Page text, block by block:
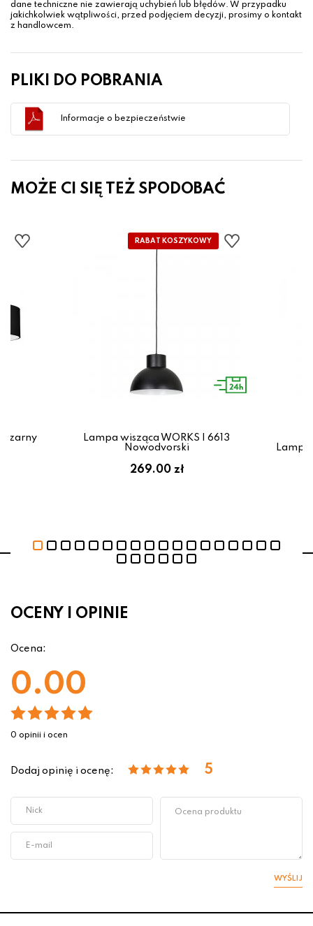
dane techniczne nie zawierają uchybień lub błędów. W przypadku
jakichkolwiek wątpliwości, przed podjęciem decyzji, prosimy o kontakt
z handlowcem.
PLIKI DO POBRANIA
Informacje o bezpieczeństwie
MOŻE CI SIĘ TEŻ SPODOBAĆ
czarny
Lampa wisząca WORKS I 6613
Nowodvorski
269.00 zł
OCENY I OPINIE
Ocena:
0.00
0 opinii i ocen
Dodaj opinię i ocenę: 5
WYŚLIJ